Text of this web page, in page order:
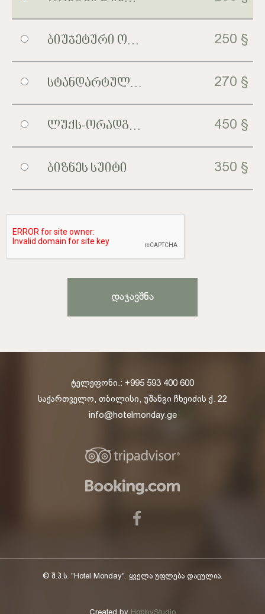
Ბიუჯეტური Ორადგილიანი Ნომერი 250 §
Სტანდარტული Ორადგილიანი Ნომერი 270 §
Ლუქს-Ორადგილიანი Ნომერი Ხედით 450 §
Ბიზნეს Სუიტი 350 §
ტელეფონი.: +995 593 400 600
საქართველო, თბილისი, უშანგი ჩხეიძის ქ. 22
info@hotelmonday.ge
© შ.პ.ს. "Hotel Monday". ყველა უფლება დაცულია.